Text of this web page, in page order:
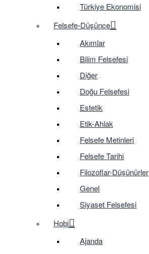
Türkiye Ekonomisi
Felsefe-Düşünce
Akımlar
Bilim Felsefesi
Diğer
Doğu Felsefesi
Estetik
Etik-Ahlak
Felsefe Metinleri
Felsefe Tarihi
Filozoflar-Düşünürler
Genel
Siyaset Felsefesi
Hobi
Ajanda